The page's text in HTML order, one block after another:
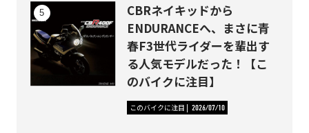
CBRネイキッドから
ENDURANCEへ、まさに青
春F3世代ライダーを輩出す
る人気モデルだった！【こ
のバイクに注目】
このバイクに注目 2026/07/10